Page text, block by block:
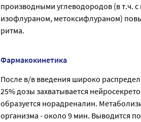
производными углеводородов (в т.ч.
изофлураном, метоксифлураном)
ритма.
Фармакокинетика
После в/в введения широко
25% дозы захватывается
образуется норадреналин.
организма - около 9 мин. Выводится